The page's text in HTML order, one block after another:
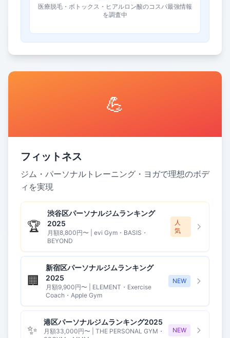
医療脱毛・ボトックス・ヒアルロン酸のコスパ最強情報
を調査中
💪
フィットネス
ジム・パーソナルトレーニング・ヨガで理想のボデ
ィを実現
🏆
渋谷区パーソナルジムランキング
2025
月額8,800円〜 | evi Gym・BASIS・
BEYOND
人
気
🏢
新宿区パーソナルジムランキング
2025
月額9,900円〜 | ELEMENT・Exercise
Coach・Apple Gym
NEW
✨
港区パーソナルジムランキング2025
月額33,000円〜 | THE PERSONAL GYM・
NEW